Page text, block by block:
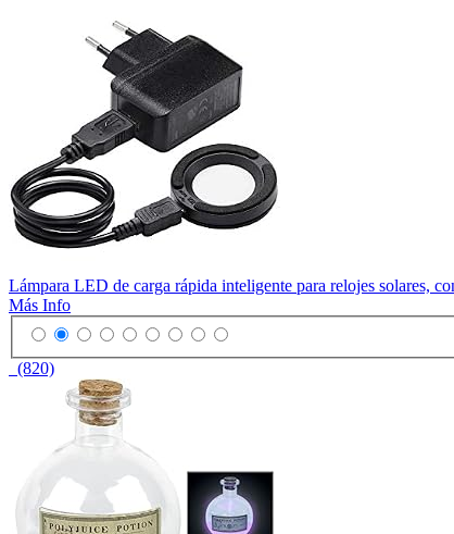
Lámpara LED de carga rápida inteligente para relojes solares,
Más Info
(820)